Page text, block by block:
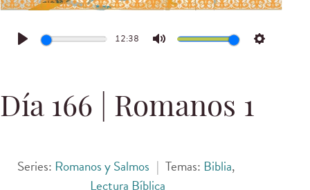
Play
12:38
Mute Settings
Día 166 | Romanos 1
Series: Romanos y Salmos | Temas: Biblia,
Lectura Bíblica